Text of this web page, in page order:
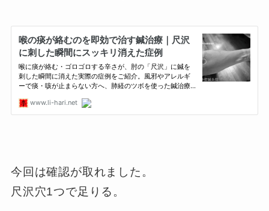
今回は確認が取れました。
尺沢穴1つで足りる。